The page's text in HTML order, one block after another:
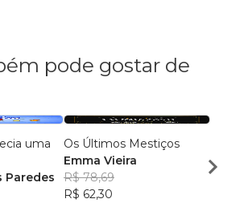
pode gostar de
uma
Paredes
Os Últimos Mestiços
Emma Vieira
R$ 78,69
R$ 62,30
R$